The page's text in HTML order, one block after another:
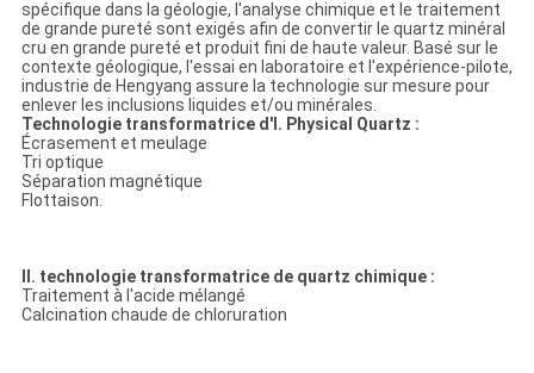
spécifique dans la géologie, l'analyse chimique et le traitement
de grande pureté sont exigés afin de convertir le quartz minéral
cru en grande pureté et produit fini de haute valeur. Basé sur le
contexte géologique, l'essai en laboratoire et l'expérience-pilote,
industrie de Hengyang assure la technologie sur mesure pour
enlever les inclusions liquides et/ou minérales.
Technologie transformatrice d'I. Physical Quartz :
Écrasement et meulage
Tri optique
Séparation magnétique
Flottaison.
II. technologie transformatrice de quartz chimique :
Traitement à l'acide mélangé
Calcination chaude de chloruration